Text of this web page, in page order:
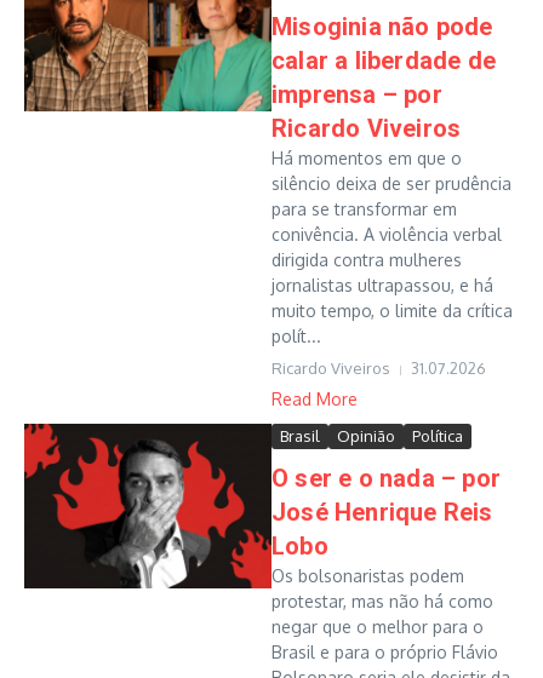
Misoginia não pode
calar a liberdade de
imprensa – por
Ricardo Viveiros
Há momentos em que o
silêncio deixa de ser prudência
para se transformar em
conivência. A violência verbal
dirigida contra mulheres
jornalistas ultrapassou, e há
muito tempo, o limite da crítica
polít...
Ricardo Viveiros 31.07.2026
Read More
Brasil Opinião Política
O ser e o nada – por
José Henrique Reis
Lobo
Os bolsonaristas podem
protestar, mas não há como
negar que o melhor para o
Brasil e para o próprio Flávio